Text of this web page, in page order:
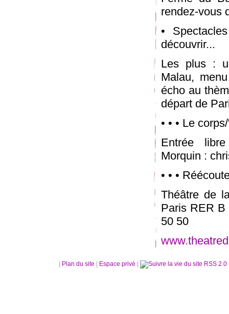
rendez-vous
•
découvrir...
Les plus :
Malau,
écho au
départ de
• • • Le
Entrée
Morquin :
• • •
Théâtre de
Paris RER B
50 50
Plan du site Espace privé RSS 2.0